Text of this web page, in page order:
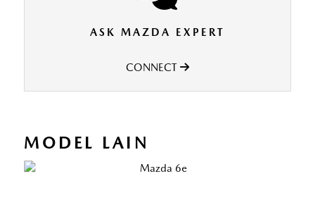
ASK MAZDA EXPERT
CONNECT
MODEL LAIN